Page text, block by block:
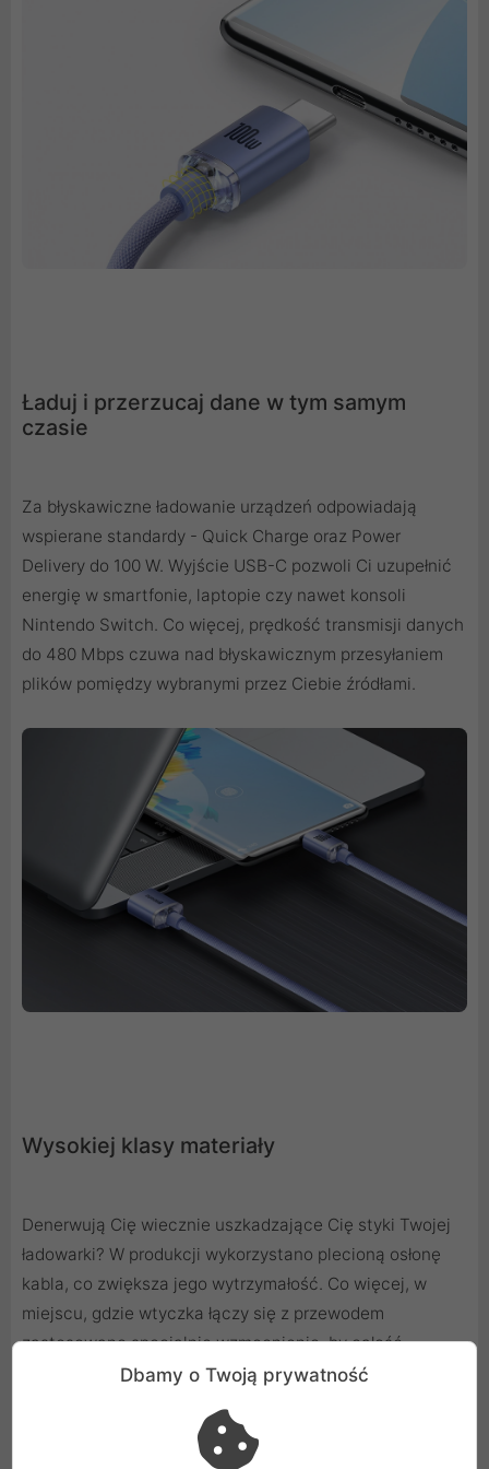
Ładuj i przerzucaj dane w tym samym
czasie
Za błyskawiczne ładowanie urządzeń odpowiadają
wspierane standardy - Quick Charge oraz Power
Delivery do 100 W. Wyjście USB-C pozwoli Ci uzupełnić
energię w smartfonie, laptopie czy nawet konsoli
Nintendo Switch. Co więcej, prędkość transmisji danych
do 480 Mbps czuwa nad błyskawicznym przesyłaniem
plików pomiędzy wybranymi przez Ciebie źródłami.
Wysokiej klasy materiały
Denerwują Cię wiecznie uszkadzające Cię styki Twojej
ładowarki? W produkcji wykorzystano plecioną osłonę
kabla, co zwiększa jego wytrzymałość. Co więcej, w
miejscu, gdzie wtyczka łączy się z przewodem
zastosowano specjalnie wzmocnienie, by całość
konstrukcji była odporna na zgięcia oraz napinanie.
wewnątrz 8-żyłowy kabel znajduje się w bardzo
wytrzymałym środowisku, zapewniając długą pracę bez
Dbamy o Twoją prywatność